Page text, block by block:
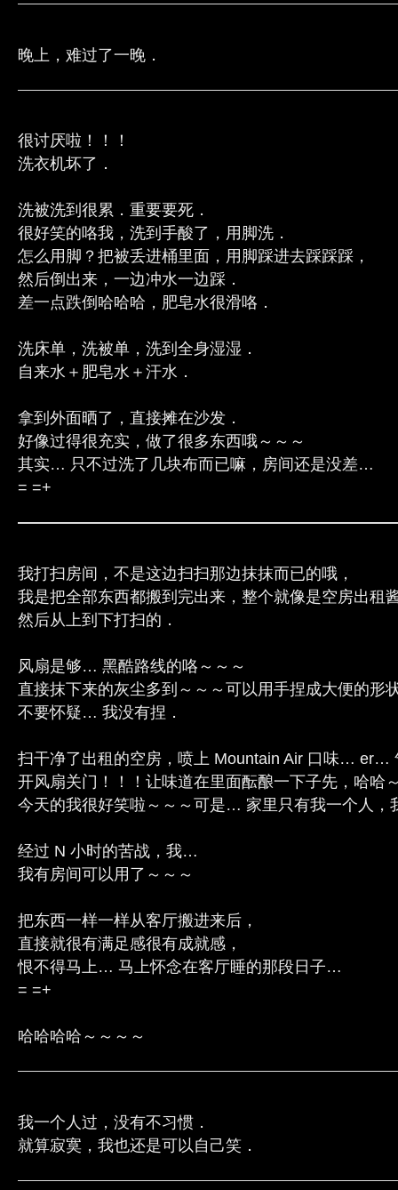
晚上，难过了一晚．
很讨厌啦！！！
洗衣机坏了．
洗被洗到很累．重要要死．
很好笑的咯我，洗到手酸了，用脚洗．
怎么用脚？把被丢进桶里面，用脚踩进去踩踩踩，
然后倒出来，一边冲水一边踩．
差一点跌倒哈哈哈，肥皂水很滑咯．
洗床单，洗被单，洗到全身湿湿．
自来水＋肥皂水＋汗水．
拿到外面晒了，直接摊在沙发．
好像过得很充实，做了很多东西哦～～～
其实… 只不过洗了几块布而已嘛，房间还是没差…
= =+
我打扫房间，不是这边扫扫那边抹抹而已的哦，
我是把全部东西都搬到完出来，整个就像是空房出租
然后从上到下打扫的．
风扇是够… 黑酷路线的咯～～～
直接抹下来的灰尘多到～～～可以用手捏成大便的形
不要怀疑… 我没有捏．
扫干净了出租的空房，喷上 Mountain Air 口味… er…
开风扇关门！！！让味道在里面酝酿一下子先，哈哈
今天的我很好笑啦～～～可是… 家里只有我一个人，
经过 N 小时的苦战，我…
我有房间可以用了～～～
把东西一样一样从客厅搬进来后，
直接就很有满足感很有成就感，
恨不得马上… 马上怀念在客厅睡的那段日子…
= =+
哈哈哈哈～～～～
我一个人过，没有不习惯．
就算寂寞，我也还是可以自己笑．